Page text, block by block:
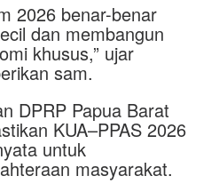
2026 benar-benar
dan membangun
khusus,” ujar
sam.
DPRP Papua Barat
KUA–PPAS 2026
untuk
masyarakat.